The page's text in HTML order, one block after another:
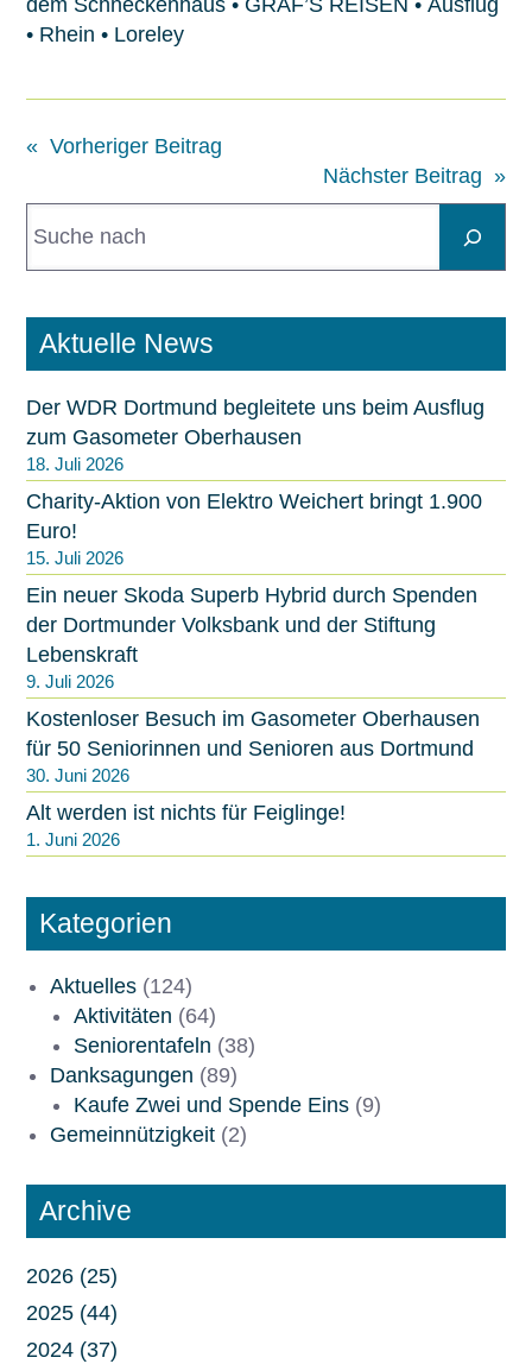
dem Schneckenhaus• GRAF’S REISEN • Ausflug
• Rhein • Loreley
« Vorheriger Beitrag
Nächster Beitrag »
u
c
n
Aktuelle News
Der WDR Dortmund begleitete uns beim Ausflug
zum Gasometer Oberhausen
18. Juli 2026
Charity-Aktion von Elektro Weichert bringt 1.900
Euro!
15. Juli 2026
Ein neuer Skoda Superb Hybrid durch Spenden
der Dortmunder Volksbank und der Stiftung
Lebenskraft
9. Juli 2026
Kostenloser Besuch im Gasometer Oberhausen
für 50 Seniorinnen und Senioren aus Dortmund
30. Juni 2026
Alt werden ist nichts für Feiglinge!
1. Juni 2026
Kategorien
Aktuelles(124)
Aktivitäten (64)
Seniorentafeln (38)
Danksagungen (89)
Kaufe Zwei und Spende Eins(9)
Gemeinnützigkeit(2)
Archive
2026 (25)
2025 (44)
2024 (37)